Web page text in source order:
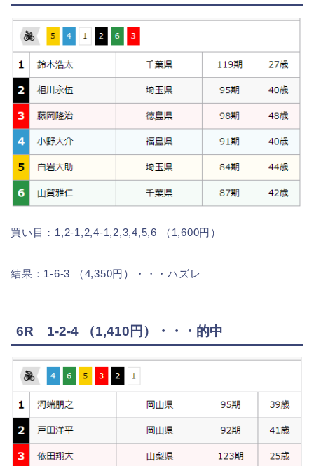
買い目：1,2-1,2,4-1,2,3,4,5,6 （1,600円）
結果：1-6-3 （4,350円）・・・ハズレ
6R 1-2-4 （1,410円）・・・的中